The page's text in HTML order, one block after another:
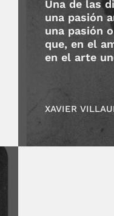
Una de las
una pasión
una pasión
que, en el
en el arte
XAVIER